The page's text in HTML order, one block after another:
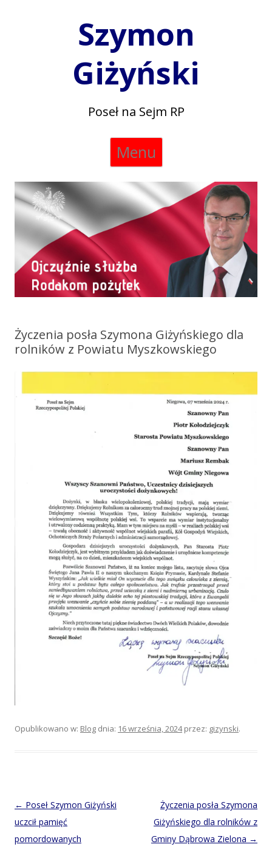
Szymon
Giżyński
Poseł na Sejm RP
Menu
Skip
Życzenia posła Szymona Giżyńskiego dla
rolników z Powiatu Myszkowskiego
Opublikowano w: Blog dnia: 16 września, 2024przez: gizynski.
Post
navigation
← Poseł Szymon Giżyński
uczcił pamięć
pomordowanych
Życzenia posła Szymona
Giżyńskiego dla rolników z
Gminy Dąbrowa Zielona →